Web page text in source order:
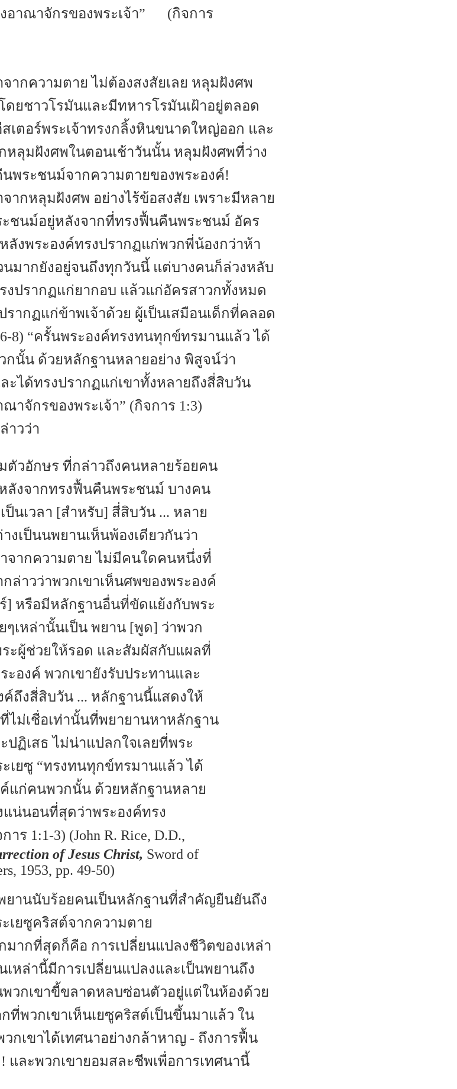
งอาณาจักรของพระเจ้า” (กิจการ
ากความตาย ไม่ต้องสงสัยเลย หลุมฝังศพ
ยชาวโรมันและมีทหารโรมันเฝ้าอยู่ตลอด
เตอร์พระเจ้าทรงกลิ้งหินขนาดใหญ่ออก และ
หลุมฝังศพในตอนเช้าวันนั้น หลุมฝังศพที่ว่าง
พระชนม์จากความตายของพระองค์!
ากหลุมฝังศพ อย่างไร้ข้อสงสัย เพราะมีหลาย
ะชนม์อยู่หลังจากที่ทรงฟื้นคืนพระชนม์ อัคร
ลังพระองค์ทรงปรากฏแก่พวกพี่น้องกว่าห้า
นมากยังอยู่จนถึงทุกวันนี้ แต่บางคนก็ล่วงหลับ
งปรากฏแก่ยากอบ แล้วแก่อัครสาวกทั้งหมด
ากฏแก่ข้าพเจ้าด้วย ผู้เป็นเสมือนเด็กที่คลอด
8) “ครั้นพระองค์ทรงทนทุกข์ทรมานแล้ว ได้
นั้น ด้วยหลักฐานหลายอย่าง พิสูจน์ว่า
ะได้ทรงปรากฏแก่เขาทั้งหลายถึงสี่สิบวัน
าจักรของพระเจ้า” (กิจการ 1:3)
าวว่า
ตัวอักษร ที่กล่าวถึงคนหลายร้อยคน
ลังจากทรงฟื้นคืนพระชนม์ บางคน
ป็นเวลา [สำหรับ] สี่สิบวัน ... หลาย
งเป็นนพยานเห็นพ้องเดียวกันว่า
จากความตาย ไม่มีคนใดคนหนึ่งที่
ล่าวว่าพวกเขาเห็นศพของพระองค์
] หรือมีหลักฐานอื่นที่ขัดแย้งกับพระ
ๆเหล่านั้นเป็น พยาน [พูด] ว่าพวก
ะผู้ช่วยให้รอด และสัมผัสกับแผลที่
ะองค์ พวกเขายังรับประทานและ
ถึงสี่สิบวัน ... หลักฐานนี้แสดงให้
ไม่เชื่อเท่านั้นที่พยายานหาหลักฐาน
ปฏิเสธ ไม่น่าแปลกใจเลยที่พระ
เยซู “ทรงทนทุกข์ทรมานแล้ว ได้
แก่คนพวกนั้น ด้วยหลักฐานหลาย
แน่นอนที่สุดว่าพระองค์ทรง
ร 1:1-3) (John R. Rice, D.D.,
of Jesus Christ, Sword of
1953, pp. 49-50)
ยานนับร้อยคนเป็นหลักฐานที่สำคัญยืนยันถึง
เยซูคริสต์จากความตาย
ากที่สุดก็คือ การเปลี่ยนแปลงชีวิตของเหล่า
หล่านี้มีการเปลี่ยนแปลงและเป็นพยานถึง
วกเขาขี้ขลาดหลบซ่อนตัวอยู่แต่ในห้องด้วย
ที่พวกเขาเห็นเยซูคริสต์เป็นขึ้นมาแล้ว ใน
เขาได้เทศนาอย่างกล้าหาญ - ถึงการฟื้น
ละพวกเขายอมสละชีพเพื่อการเทศนานี้